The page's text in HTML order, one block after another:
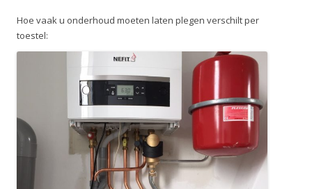
Hoe vaak u onderhoud moeten laten plegen verschilt per
toestel: